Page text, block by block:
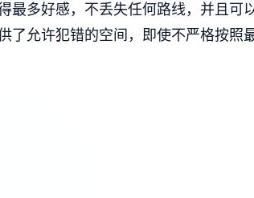
多好感，不丢失任何路线，并且可
允许犯错的空间，即使不严格按照